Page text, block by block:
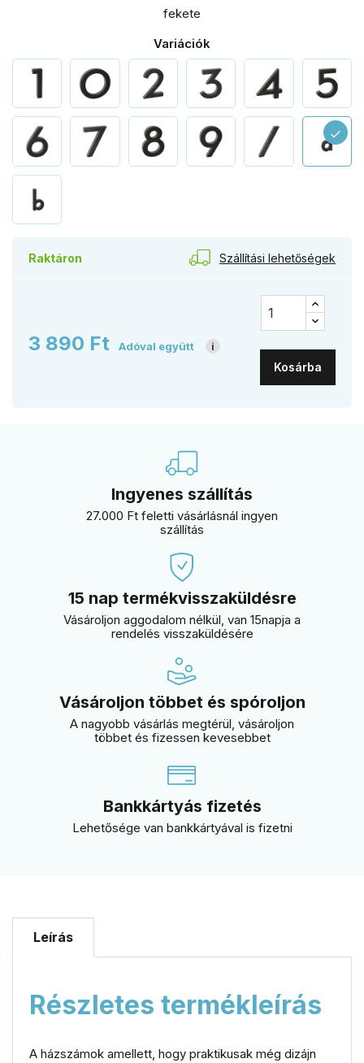
fekete
Variációk
check
Raktáron Szállítási lehetőségek
3 890 Ft Adóval együtt i
Kosárba
Ingyenes szállítás
27.000 Ft feletti vásárlásnál ingyen
szállítás
15 nap termékvisszaküldésre
Vásároljon aggodalom nélkül, van 15napja a
rendelés visszaküldésére
Vásároljon többet és spóroljon
A nagyobb vásárlás megtérül, vásároljon
többet és fizessen kevesebbet
Bankkártyás fizetés
Lehetősége van bankkártyával is fizetni
Leírás
Részletes termékleírás
A házszámok amellett, hogy praktikusak még dizájn